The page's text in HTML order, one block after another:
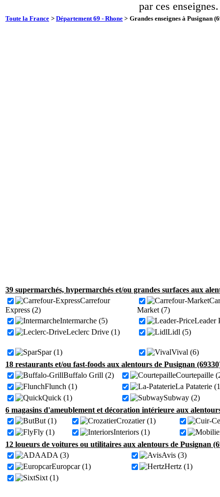
par ces enseignes.
Toute la France > Département 69 - Rhone > Grandes enseignes à Pusignan
39 supermarchés, hypermarchés et/ou grandes surfaces aux
Carrefour
Express (2)
Market (7)
Intermarche (5)
Leader
Leclerc Drive (1)
Lidl (5)
Spar (1)
Vival (6)
18 restaurants et/ou fast-foods aux alentours de Pusignan
Buffalo Grill (2)
Courtepaille
Flunch (1)
La Pataterie
Quick (1)
Subway (2)
6 magasins d'ameublement et décoration intérieure aux
But (1)
Crozatier (1)
Fly (1)
Interiors (1)
12 loueurs de voitures ou utilitaires aux alentours de Pusignan
ADA (3)
Avis (3)
Europcar (1)
Hertz (1)
Sixt (1)